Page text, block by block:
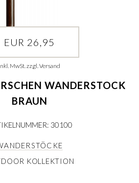
EUR 26,95
MwSt. zzgl. Versand
WANDERSTOCK
BRAUN
30100
KOLLEKTION